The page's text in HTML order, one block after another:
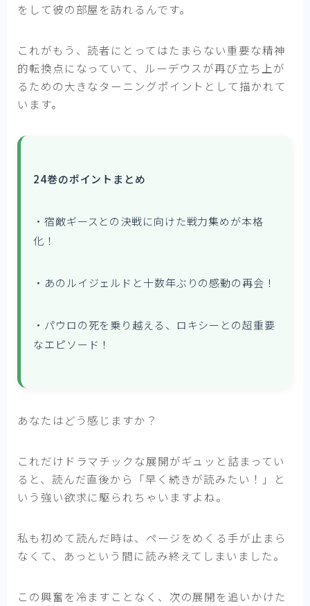
をして彼の部屋を訪れるんです。
これがもう、読者にとってはたまらない重要な精神
的転換点になっていて、ルーデウスが再び立ち上が
るための大きなターニングポイントとして描かれて
います。
24巻のポイントまとめ
・宿敵ギースとの決戦に向けた戦力集めが本格
化！
・あのルイジェルドと十数年ぶりの感動の再会！
・パウロの死を乗り越える、ロキシーとの超重要
なエピソード！
あなたはどう感じますか？
これだけドラマチックな展開がギュッと詰まってい
ると、読んだ直後から「早く続きが読みたい！」と
いう強い欲求に駆られちゃいますよね。
私も初めて読んだ時は、ページをめくる手が止まら
なくて、あっという間に読み終えてしまいました。
この興奮を冷ますことなく、次の展開を追いかけた